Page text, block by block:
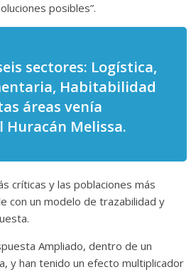
posibles”.
sectores: Logística,
Habitabilidad
áreas venía
Melissa.
críticas y las poblaciones más
con un modelo de trazabilidad y
Ampliado, dentro de un
y han tenido un efecto multiplicador